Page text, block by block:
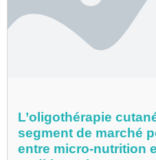
L’oligothérapie
segment de marché
entre micro-nutrition